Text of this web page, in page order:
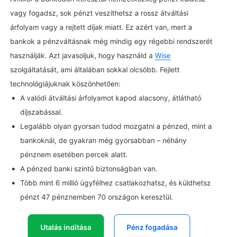
vagy fogadsz, sok pénzt veszíthetsz a rossz átváltási
árfolyam vagy a rejtett díjak miatt. Ez azért van, mert a
bankok a pénzváltásnak még mindig egy régebbi rendszerét
használják. Azt javasoljuk, hogy használd a Wise
szolgáltatását, ami általában sokkal olcsóbb. Fejlett
technológiájuknak köszönhetően:
A valódi átváltási árfolyamot kapod alacsony, átlátható
díjszabással.
Legalább olyan gyorsan tudod mozgatni a pénzed, mint a
bankoknál, de gyakran még gyorsabban – néhány
pénznem esetében percek alatt.
A pénzed banki szintű biztonságban van.
Több mint 6 millió ügyfélhez csatlakozhatsz, és küldhetsz
pénzt 47 pénznemben 70 országon keresztül.
Utalás indítása Pénz fogadása